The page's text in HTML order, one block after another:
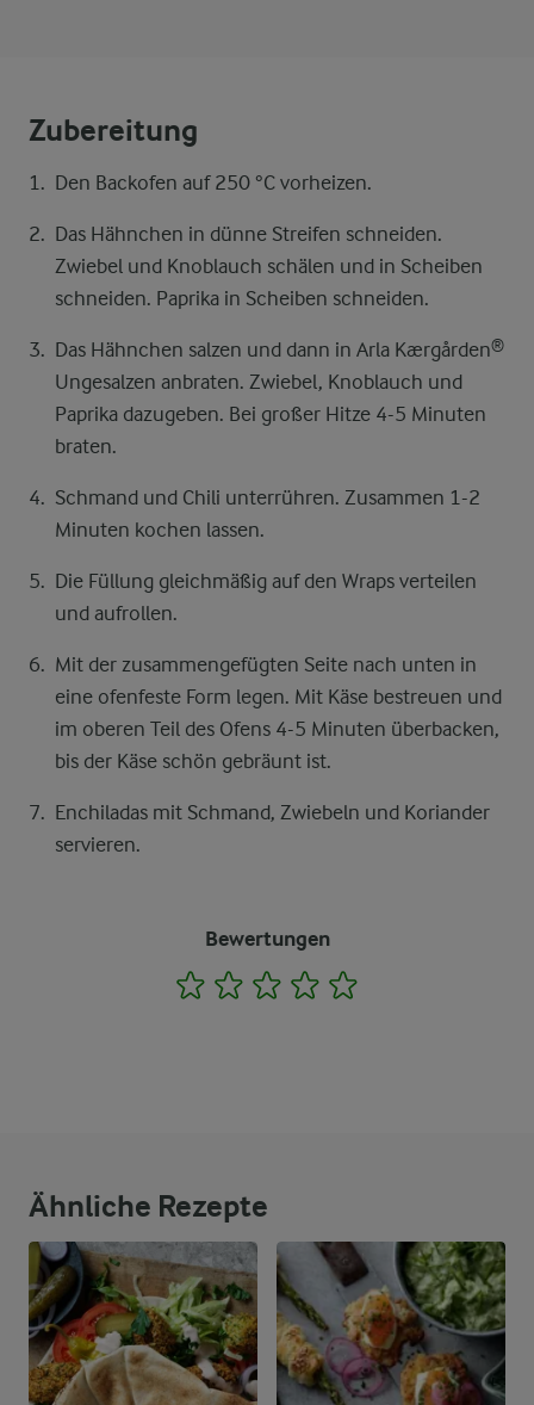
Zubereitung
Den Backofen auf 250 °C vorheizen.
Das Hähnchen in dünne Streifen schneiden.
Zwiebel und Knoblauch schälen und in Scheiben
schneiden. Paprika in Scheiben schneiden.
Das Hähnchen salzen und dann in Arla Kærgården®
Ungesalzen anbraten. Zwiebel, Knoblauch und
Paprika dazugeben. Bei großer Hitze 4-5 Minuten
braten.
Schmand und Chili unterrühren. Zusammen 1-2
Minuten kochen lassen.
Die Füllung gleichmäßig auf den Wraps verteilen
und aufrollen.
Mit der zusammengefügten Seite nach unten in
eine ofenfeste Form legen. Mit Käse bestreuen und
im oberen Teil des Ofens 4-5 Minuten überbacken,
bis der Käse schön gebräunt ist.
Enchiladas mit Schmand, Zwiebeln und Koriander
servieren.
Bewertungen
1 2 3 4
Ähnliche Rezepte